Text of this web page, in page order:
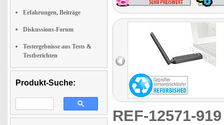
Erfahrungen, Beiträge
Diskussions-Forum
Testergebnisse aus Tests &
Testberichten
Produkt-Suche:
REF-12571-